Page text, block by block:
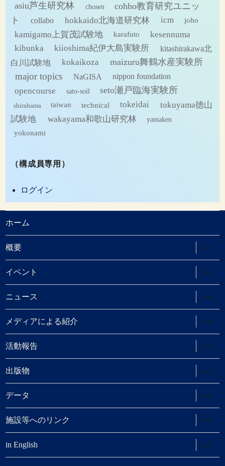
ブ
asiu芦生研究林 chosen
cohho教育研究ユニッ
ト
collabo hokkaido北海道研究林 icm joho
kamigamo上賀茂試験地 karafuto
kesennuma
kibunka
kiioshima紀伊大島実験所
kitashirakawa北
白川試験地
kokaikoza maizuru舞鶴水産実験所
major topics NaGISA nippon foundation
opencourse sato-soil seto瀬戸臨海実験所
shirahama taiwan technical tokeidai
tokuyama徳山
試験地
wakayama和歌山研究林
yamaken
yokonami
（構成員専用）
ログイン
ホーム
概要
ブ
メ
ニ
ュ
ー
を
展
開
イベント
ブ
メ
ニ
ュ
ー
を
展
開
ニュース
ブ
メ
ニ
ュ
ー
を
展
開
メディアによる紹介
ブ
メ
ニ
ュ
ー
を
展
開
活動報告
ブ
メ
ニ
ュ
ー
を
展
開
出版物
ブ
メ
ニ
ュ
ー
を
展
開
データ
ブ
メ
ニ
ュ
ー
を
展
開
施設等へのリンク
ブ
メ
ニ
ュ
ー
in English
ブ
メ